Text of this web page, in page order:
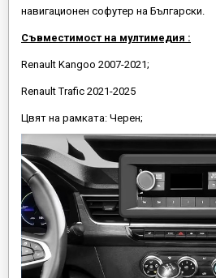
навигационен софутер на Български.
Съвместимост на мултимедия :
Renault Kangoo 2007-2021;
Renault Trafic 2021-2025
Цвят на рамката: Черен;